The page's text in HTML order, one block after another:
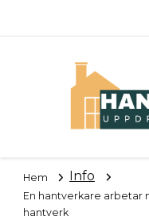
Hem Info
En hantverkare arbetar
hantverk